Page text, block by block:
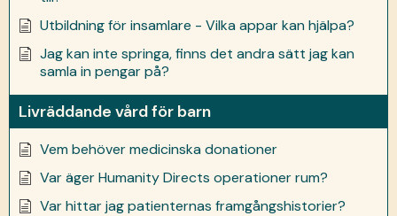
Utbildning för insamlare - Vilka appar kan hjälpa?
Jag kan inte springa, finns det andra sätt jag kan
samla in pengar på?
Livräddande vård för barn
Vem behöver medicinska donationer
Var äger Humanity Directs operationer rum?
Var hittar jag patienternas framgångshistorier?